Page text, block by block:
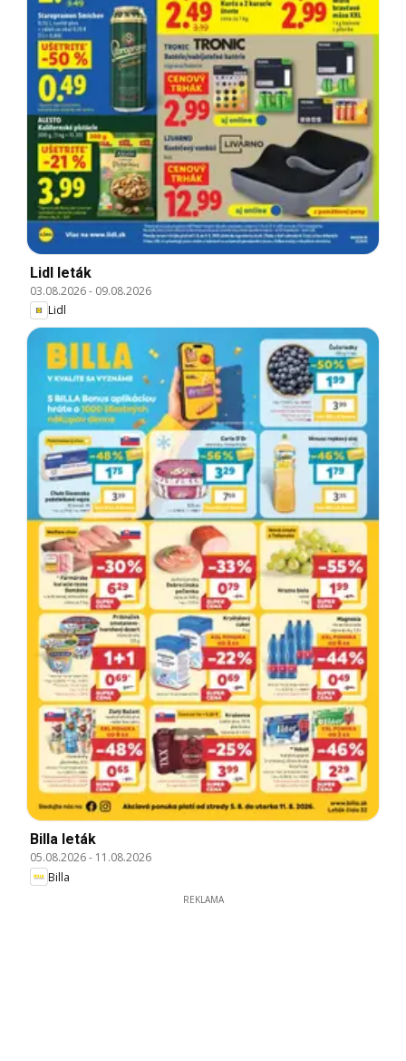
Lidl leták
03.08.2026- 09.08.2026
Lidl
Billa leták
05.08.2026- 11.08.2026
Billa
REKLAMA